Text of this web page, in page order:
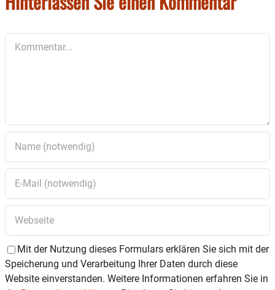
Anmeldung:
Störung in Ramerberg (wir berichteten) fährt die
Gruppe über Grafing. Deshalb sind Zustiege bis
Ebersberg möglich.
Mit der Nutzung dieses Formulars erklären Sie sich mit der
Speicherung und Verarbeitung Ihrer Daten durch diese
Website einverstanden. Weitere Informationen erfahren Sie in